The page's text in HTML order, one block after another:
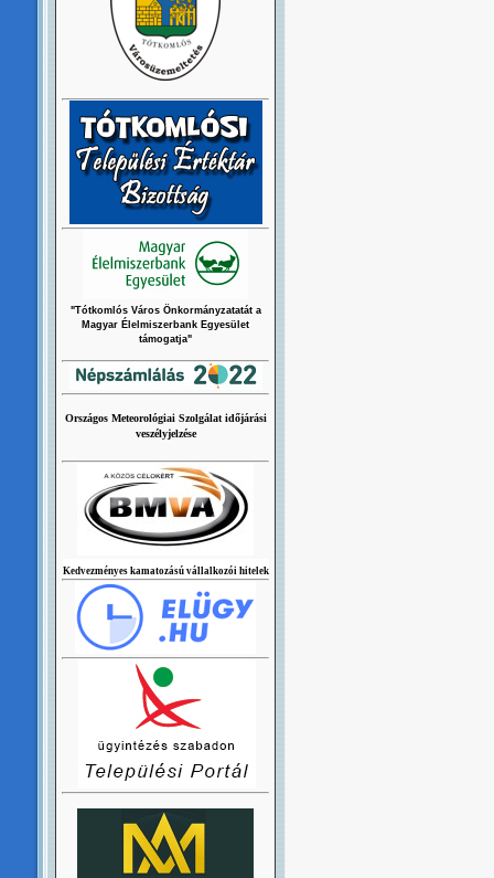
"Tótkomlós Város Önkormányzatatát a
Magyar Élelmiszerbank Egyesület
támogatja"
Országos Meteorológiai Szolgálat időjárási
veszélyjelzése
Kedvezményes kamatozású vállalkozói hitelek